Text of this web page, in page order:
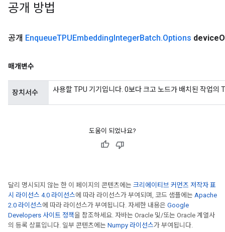
공개 방법
공개 EnqueueTPUEmbeddingIntegerBatch.Options device
매개변수
장치서수 사용할 TPU 기기입니다. 0보다 크고 노드가 배치된 작업의
도움이 되었나요?
달리 명시되지 않는 한 이 페이지의 콘텐츠에는 크리에이티브 커먼즈 저작자 표
시 라이선스 4.0 라이선스에 따라 라이선스가 부여되며, 코드 샘플에는 Apache
2.0 라이선스에 따라 라이선스가 부여됩니다. 자세한 내용은 Google
Developers 사이트 정책을 참조하세요. 자바는 Oracle 및/또는 Oracle 계열사
의 등록 상표입니다. 일부 콘텐츠에는 Numpy 라이선스가 부여됩니다.